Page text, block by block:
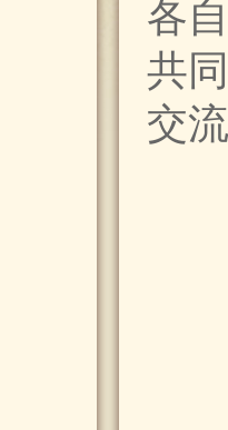
各
共
交